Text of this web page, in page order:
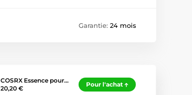
Garantie: 24 mois
COSRX Essence pour…
20,20 €
Pour l'achat